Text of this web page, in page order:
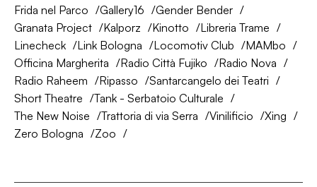
Frida nel Parco
Gallery16
Gender Bender
Granata Project
Kalporz Kinotto
Libreria Trame
Linecheck
Link Bologna Locomotiv Club
MAMbo
Officina Margherita
Radio Città Fujiko
Radio Nova
Radio Raheem
Ripasso
Santarcangelo dei Teatri
Short Theatre
Tank - Serbatoio Culturale
The New Noise
Trattoria di via Serra Vinilificio
Xing
Zero Bologna
Zoo